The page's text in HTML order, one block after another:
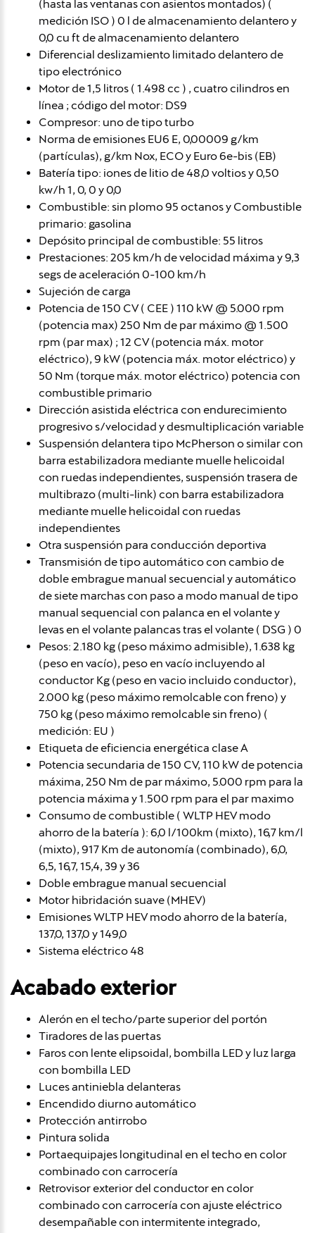
(hasta las ventanas con asientos montados) (
medición ISO ) 0 l de almacenamiento delantero y
0,0 cu ft de almacenamiento delantero
Diferencial deslizamiento limitado delantero de
tipo electrónico
Motor de 1,5 litros ( 1.498 cc ) , cuatro cilindros en
línea ; código del motor: DS9
Compresor: uno de tipo turbo
Norma de emisiones EU6 E, 0,00009 g/km
(partículas), g/km Nox, ECO y Euro 6e-bis (EB)
Batería tipo: iones de litio de 48,0 voltios y 0,50
kw/h 1, 0, 0 y 0,0
Combustible: sin plomo 95 octanos y Combustible
primario: gasolina
Depósito principal de combustible: 55 litros
Prestaciones: 205 km/h de velocidad máxima y 9,3
segs de aceleración 0-100 km/h
Sujeción de carga
Potencia de 150 CV ( CEE ) 110 kW @ 5.000 rpm
(potencia max) 250 Nm de par máximo @ 1.500
rpm (par max) ; 12 CV (potencia máx. motor
eléctrico), 9 kW (potencia máx. motor eléctrico) y
50 Nm (torque máx. motor eléctrico) potencia con
combustible primario
Dirección asistida eléctrica con endurecimiento
progresivo s/velocidad y desmultiplicación variable
Suspensión delantera tipo McPherson o similar con
barra estabilizadora mediante muelle helicoidal
con ruedas independientes, suspensión trasera de
multibrazo (multi-link) con barra estabilizadora
mediante muelle helicoidal con ruedas
independientes
Otra suspensión para conducción deportiva
Transmisión de tipo automático con cambio de
doble embrague manual secuencial y automático
de siete marchas con paso a modo manual de tipo
manual sequencial con palanca en el volante y
levas en el volante palancas tras el volante ( DSG ) 0
Pesos: 2.180 kg (peso máximo admisible), 1.638 kg
(peso en vacío), peso en vacío incluyendo al
conductor Kg (peso en vacio incluido conductor),
2.000 kg (peso máximo remolcable con freno) y
750 kg (peso máximo remolcable sin freno) (
medición: EU )
Etiqueta de eficiencia energética clase A
Potencia secundaria de 150 CV, 110 kW de potencia
máxima, 250 Nm de par máximo, 5.000 rpm para la
potencia máxima y 1.500 rpm para el par maximo
Consumo de combustible ( WLTP HEV modo
ahorro de la batería ): 6,0 l/100km (mixto), 16,7 km/l
(mixto), 917 Km de autonomía (combinado), 6,0,
6,5, 16,7, 15,4, 39 y 36
Doble embrague manual secuencial
Motor hibridación suave (MHEV)
Emisiones WLTP HEV modo ahorro de la batería,
137,0, 137,0 y 149,0
Sistema eléctrico 48
Acabado exterior
Alerón en el techo/parte superior del portón
Tiradores de las puertas
Faros con lente elipsoidal, bombilla LED y luz larga
con bombilla LED
Luces antiniebla delanteras
Encendido diurno automático
Protección antirrobo
Pintura solida
Portaequipajes longitudinal en el techo en color
combinado con carrocería
Retrovisor exterior del conductor en color
combinado con carrocería con ajuste eléctrico
desempañable con intermitente integrado,